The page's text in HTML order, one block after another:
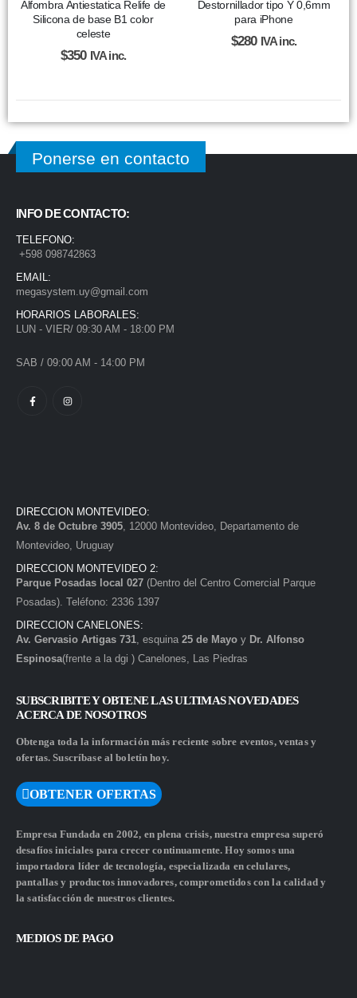
Alfombra Antiestatica Relife de
Silicona de base B1 color
celeste
$350 IVA inc.
Destornillador tipo Y 0,6mm
para iPhone
$280 IVA inc.
Ponerse en contacto
INFO DE CONTACTO:
TELEFONO:
+598 098742863
EMAIL:
megasystem.uy@gmail.com
HORARIOS LABORALES:
LUN - VIER/ 09:30 AM - 18:00 PM
SAB / 09:00 AM - 14:00 PM
DIRECCION MONTEVIDEO:
Av. 8 de Octubre 3905, 12000 Montevideo, Departamento de
Montevideo, Uruguay
DIRECCION MONTEVIDEO 2:
Parque Posadas local 027 (Dentro del Centro Comercial Parque
Posadas). Teléfono: 2336 1397
DIRECCION CANELONES:
Av. Gervasio Artigas 731, esquina 25 de Mayo y Dr. Alfonso
Espinosa(frente a la dgi ) Canelones, Las Piedras
SUBSCRIBITE Y OBTENE LAS ULTIMAS NOVEDADES
ACERCA DE NOSOTROS
Obtenga toda la información más reciente sobre eventos, ventas y
ofertas. Suscríbase al boletín hoy.
OBTENER OFERTAS
Empresa Fundada en 2002, en plena crisis, nuestra empresa superó
desafíos iniciales para crecer continuamente. Hoy somos una
importadora líder de tecnología, especializada en celulares,
pantallas y productos innovadores, comprometidos con la calidad y
la satisfacción de nuestros clientes.
MEDIOS DE PAGO